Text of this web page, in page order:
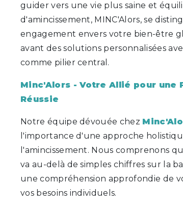
guider vers une vie plus saine et
d'amincissement, MINC'Alors, se
engagement envers votre bien-être
avant des solutions personnalisées
comme pilier central.
Minc'Alors - Votre Allié pour une
Réussie
Notre équipe dévouée chez
l'importance d'une approche
l'amincissement. Nous comprenons
va au-delà de simples chiffres sur la
une compréhension approfondie de
vos besoins individuels.